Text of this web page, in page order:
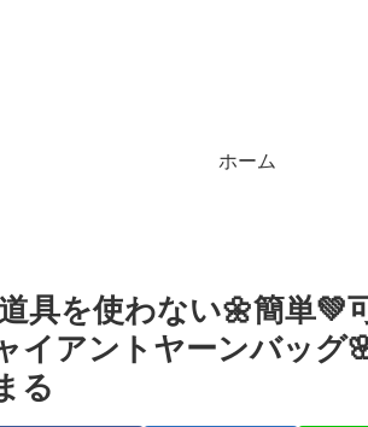
ホーム
具を使わない🌼簡単💚
イアントヤーンバッグ
る